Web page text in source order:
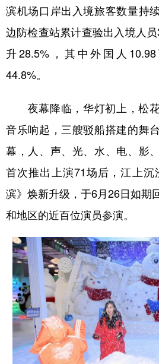
滨机场口岸出入境旅客数量持
边防检查站累计查验出入境人
升28.5%，其中外国人
44.8%。
夜幕降临，华灯初上，松
音乐响起，三艘驳船搭建的舞
幕，人、声、光、水、电、影
首次推出上演71场后，江上沉
滨》焕新升级，于6月26日如期
和地区的近百位演员参演。